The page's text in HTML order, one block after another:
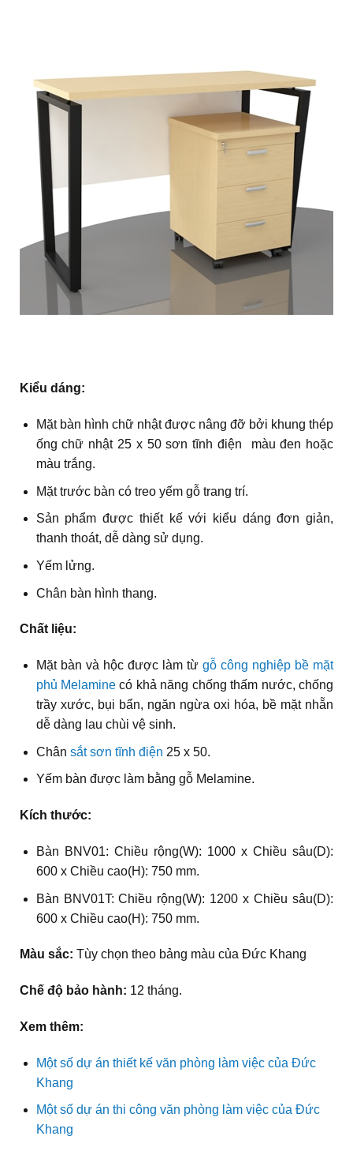
Kiểu dáng:
Mặt bàn hình chữ nhật được nâng đỡ bởi khung thép
ống chữ nhật 25 x 50 sơn tĩnh điện màu đen hoặc
màu trắng.
Mặt trước bàn có treo yếm gỗ trang trí.
Sản phẩm được thiết kế với kiểu dáng đơn giản,
thanh thoát, dễ dàng sử dụng.
Yếm lửng.
Chân bàn hình thang.
Chất liệu:
Mặt bàn và hộc được làm từ gỗ công nghiệp bề mặt
phủ Melamine có khả năng chống thấm nước, chống
trầy xước, bụi bẩn, ngăn ngừa oxi hóa, bề mặt nhẵn
dễ dàng lau chùi vệ sinh.
Chân sắt sơn tĩnh điện 25 x 50.
Yếm bàn được làm bằng gỗ Melamine.
Kích thước:
Bàn BNV01: Chiều rộng(W): 1000 x Chiều sâu(D):
600 x Chiều cao(H): 750 mm.
Bàn BNV01T: Chiều rộng(W): 1200 x Chiều sâu(D):
600 x Chiều cao(H): 750 mm.
Màu sắc: Tùy chọn theo bảng màu của Đức Khang
Chế độ bảo hành: 12 tháng.
Xem thêm:
Một số dự án thiết kế văn phòng làm việc của Đức
Khang
Một số dự án thi công văn phòng làm việc của Đức
Khang